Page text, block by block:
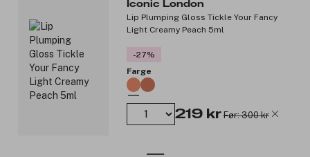
Iconic London
Lip Plumping Gloss Tickle Your Fancy
Light Creamy Peach 5ml
-27%
Farge
219 kr Før: 300 kr